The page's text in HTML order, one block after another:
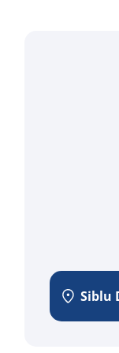
Siblu